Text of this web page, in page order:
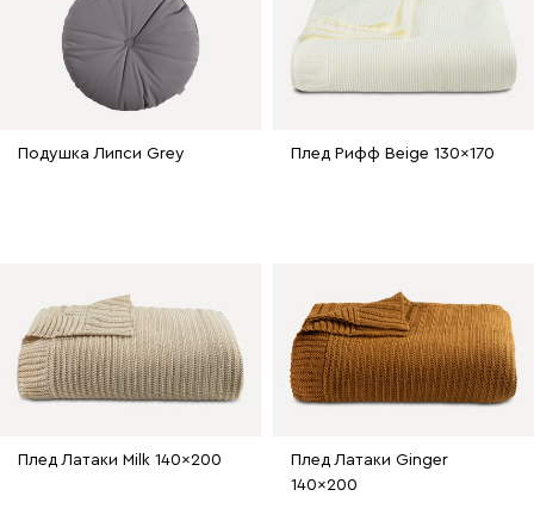
Подушка Липси Grey Плед Рифф Beige 130x170
Плед Латаки Milk 140x200
Плед Латаки Ginger
140x200